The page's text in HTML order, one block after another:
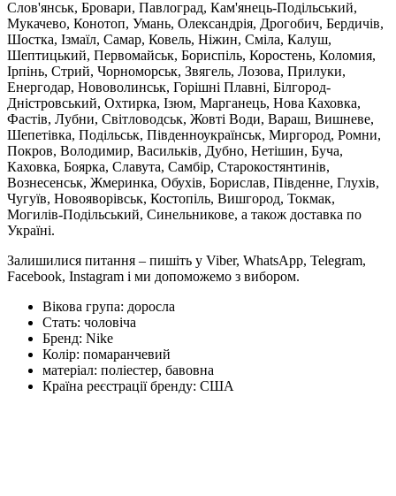
Слов'янськ, Бровари, Павлоград, Кам'янець-Подільський,
Мукачево, Конотоп, Умань, Олександрія, Дрогобич, Бердичів,
Шостка, Ізмаїл, Самар, Ковель, Ніжин, Сміла, Калуш,
Шептицький, Первомайськ, Бориспіль, Коростень, Коломия,
Ірпінь, Стрий, Чорноморськ, Звягель, Лозова, Прилуки,
Енергодар, Нововолинськ, Горішні Плавні, Білгород-
Дністровський, Охтирка, Ізюм, Марганець, Нова Каховка,
Фастів, Лубни, Світловодськ, Жовті Води, Вараш, Вишневе,
Шепетівка, Подільськ, Південноукраїнськ, Миргород, Ромни,
Покров, Володимир, Васильків, Дубно, Нетішин, Буча,
Каховка, Боярка, Славута, Самбір, Старокостянтинів,
Вознесенськ, Жмеринка, Обухів, Борислав, Південне, Глухів,
Чугуїв, Новояворівськ, Костопіль, Вишгород, Токмак,
Могилів-Подільський, Синельникове, а також доставка по
Україні.
Залишилися питання – пишіть у Viber, WhatsApp, Telegram,
Facebook, Instagram і ми допоможемо з вибором.
Вікова група: доросла
Стать: чоловіча
Бренд: Nike
Колір: помаранчевий
матеріал: поліестер, бавовна
Країна реєстрації бренду: США